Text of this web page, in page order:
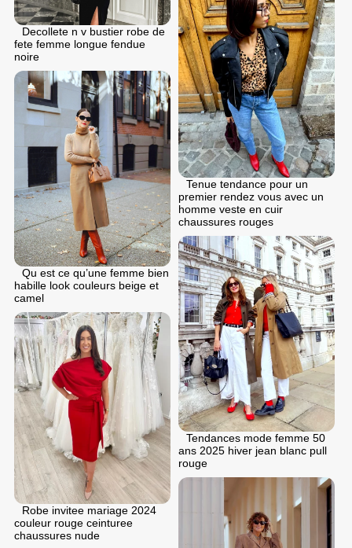
Decollete n v bustier robe de
fеte femme longue fendue
noire
Tenue tendance pour un
premier rendez vous avec un
homme veste en cuir
chaussures rouges
Qu est ce qu’une femme bien
habille look couleurs beige et
camel
Tendances mode femme 50
ans 2025 hiver jean blanc pull
rouge
Robe invitee mariage 2024
couleur rouge ceinturee
chaussures nude